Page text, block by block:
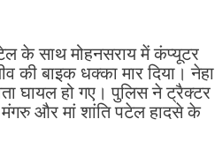
के साथ मोहनसराय में कंप्यूटर
बाइक धक्का मार दिया। नेहा
घायल हो गए। पुलिस ने ट्रैक्टर
और मां शांति पटेल हादसे के